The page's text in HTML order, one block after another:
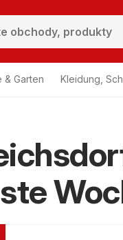
& Garten Kleidung,